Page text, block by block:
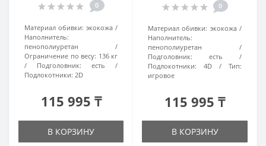
0
Материал обивки: экокожа
Наполнитель:
пенополиуретан
Ограничение по весу: 136 кг
Подголовник:
есть
Подлокотники: 2D
115 995 ₸
В КОРЗИНУ
0
Материал обивки: экокожа
Наполнитель:
пенополиуретан
Подголовник:
есть
Подлокотники:
4D
Тип:
игровое
115 995 ₸
В КОРЗИНУ